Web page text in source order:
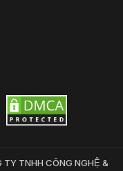
TNHH CÔNG NGHỆ &